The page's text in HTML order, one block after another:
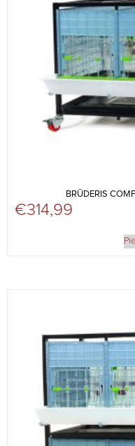
BRŪDERIS
€314,99